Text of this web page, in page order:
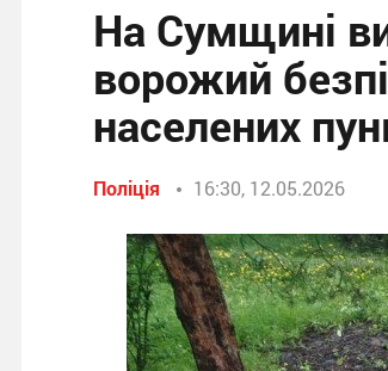
На Сумщині
ворожий
населених
Поліція 16:30, 12.05.2026